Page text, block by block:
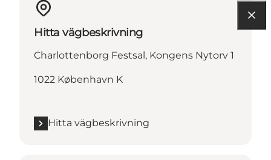
Hitta vägbeskrivning
Charlottenborg Festsal, Kongens Nytorv 1
1022 København K
Hitta vägbeskrivning